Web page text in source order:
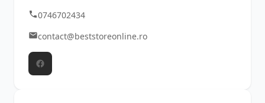
0746702434
contact@beststoreonline.ro